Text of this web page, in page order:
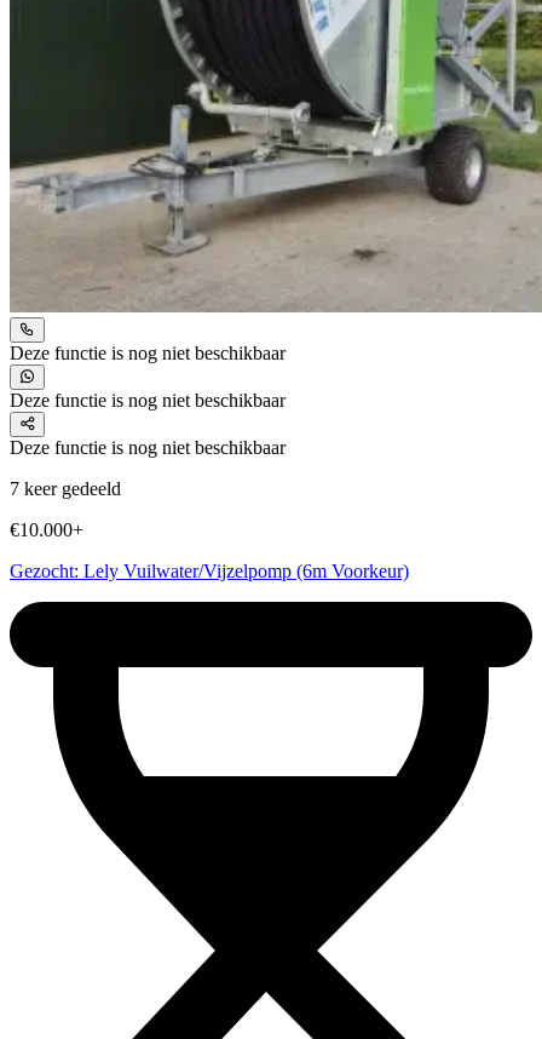
Deze functie is nog niet beschikbaar
Deze functie is nog niet beschikbaar
Deze functie is nog niet beschikbaar
7 keer gedeeld
€10.000+
Gezocht: Lely Vuilwater/Vijzelpomp (6m Voorkeur)